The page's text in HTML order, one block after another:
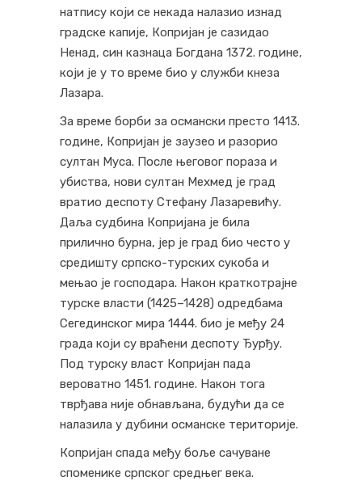
натпису који се некада налазио изнад
градске капије, Копријан је сазидао
Ненад, син казнаца Богдана 1372. године,
који је у то време био у служби кнеза
Лазара.
За време борби за османски престо 1413.
године, Копријан је заузео и разорио
султан Муса. После његовог пораза и
убиства, нови султан Мехмед је град
вратио деспоту Стефану Лазаревићу.
Даља судбина Копријана је била
прилично бурна, јер је град био често у
средишту српско-турских сукоба и
мењао је господара. Након краткотрајне
турске власти (1425–1428) одредбама
Сегединског мира 1444. био је међу 24
града који су враћени деспоту Ђурђу.
Под турску власт Копријан пада
вероватно 1451. године. Након тога
тврђава није обнављана, будући да се
налазила у дубини османске територије.
Копријан спада међу боље сачуване
споменике српског средњег века.